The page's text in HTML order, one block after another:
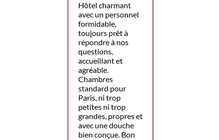
Hôtel charmant
avec un personnel
formidable,
toujours prêt à
répondre à nos
questions,
accueillant et
agréable.
Chambres
standard pour
Paris, ni trop
petites ni trop
grandes, propres et
avec une douche
bien conçue. Bon